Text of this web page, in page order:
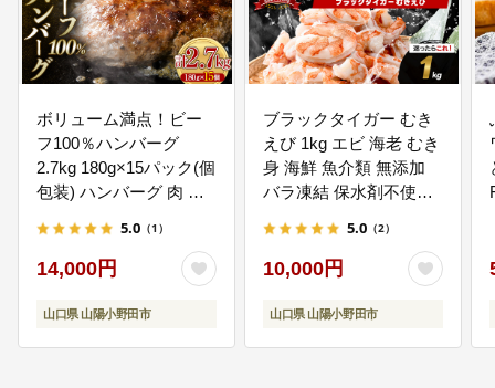
ボリューム満点！ビー
フ100％ハンバーグ
2.7kg 180g×15パック(個
包装) ハンバーグ 肉 牛
陽小野田市 ふるさと納
税 F6L-1083
5.0 （1）
14,000円
山口県 山陽小野田市
ブラックタイガー むき
えび 1kg エビ 海老 むき
身 海鮮 魚介類 無添加
バラ凍結 保水剤不使用
5.0 （2）
10,000円
山口県 山陽小野田市